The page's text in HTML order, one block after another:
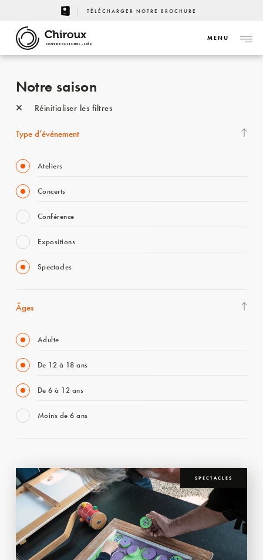
TÉLÉCHARGER NOTRE BROCHURE
CENTRE CULTUREL - LIÈGE
MENU
Notre saison
Réinitialiser les filtres
Type d’événement
Ateliers
Concerts
Conférence
Expositions
Spectacles
Âges
Adulte
De 12 à 18 ans
De 6 à 12 ans
Moins de 6 ans
SPECTACLES